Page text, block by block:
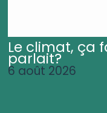
Le climat, ça
parlait?
6 août 2026